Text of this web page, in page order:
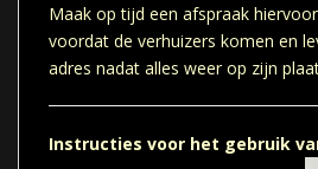
Maak op tijd een afspraak
voordat de verhuizers komen en
adres nadat alles weer op zijn
Instructies voor het gebruik